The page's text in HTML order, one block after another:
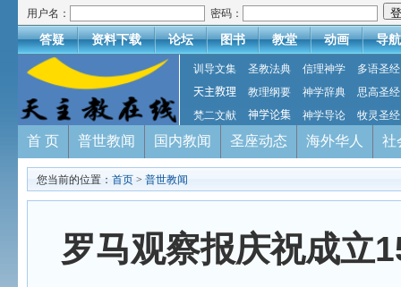
用户名： 密码：
答疑 资料下载 论坛 图书 教堂 动画 导航
训导文集 圣教法典 信理神学
多语圣经
天主教理
教理纲要 神学辞典
思高圣经
梵二文献
神学论集 神学导论 牧灵圣经
首 页 普世教闻 国内教闻 圣座动态 海外华人 社
您当前的位置： 首页 > 普世教闻
罗马观察报庆祝成立